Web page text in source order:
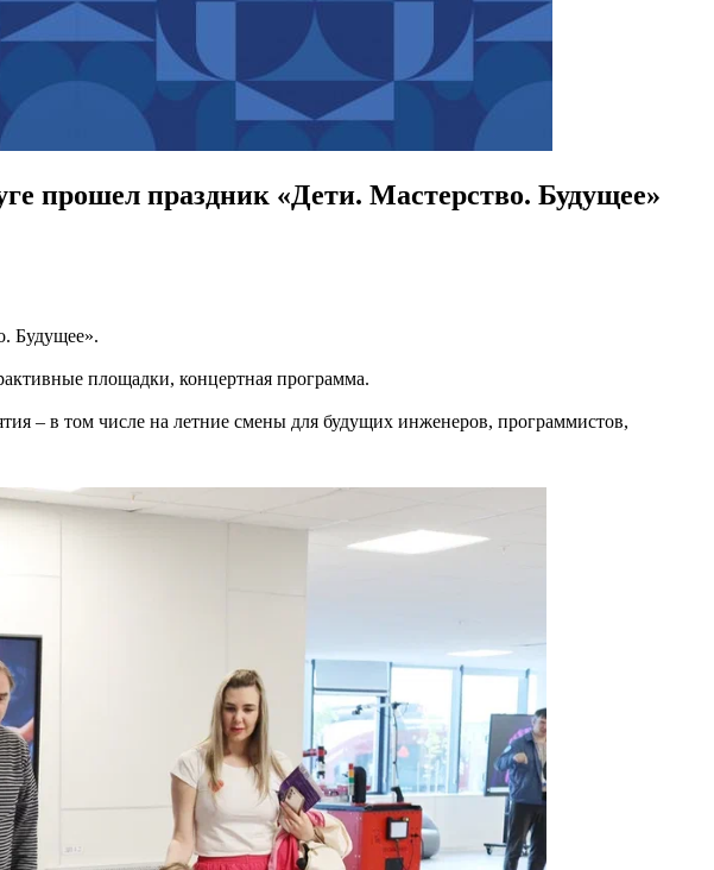
прошел праздник «Дети. Мастерство. Будущее»
Будущее».
площадки, концертная программа.
– в том числе на летние смены для будущих инженеров, программистов,